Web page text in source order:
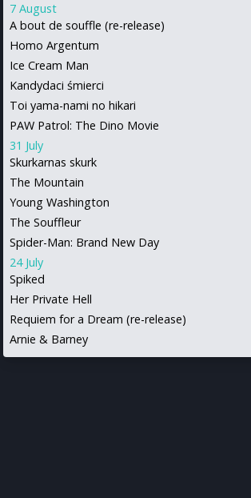
7 August
A bout de souffle (re-release)
Homo Argentum
Ice Cream Man
Kandydaci śmierci
Toi yama-nami no hikari
PAW Patrol: The Dino Movie
31 July
Skurkarnas skurk
The Mountain
Young Washington
The Souffleur
Spider-Man: Brand New Day
24 July
Spiked
Her Private Hell
Requiem for a Dream (re-release)
Arnie & Barney